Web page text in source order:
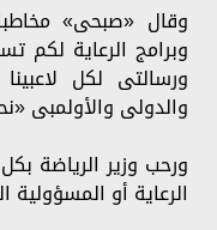
وقال «صبحى»
وبرامج الرعاية
ورسالتى لكل
والدولى والأولمبى
ورحب وزير الرياضة
الرعاية أو المسؤولية